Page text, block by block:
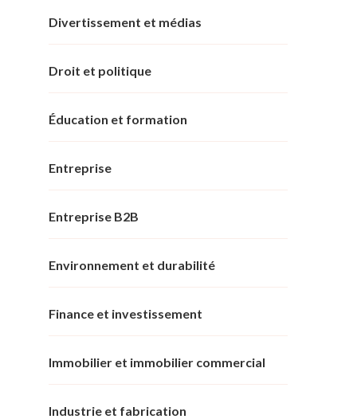
Divertissement et médias
Droit et politique
Éducation et formation
Entreprise
Entreprise B2B
Environnement et durabilité
Finance et investissement
Immobilier et immobilier commercial
Industrie et fabrication